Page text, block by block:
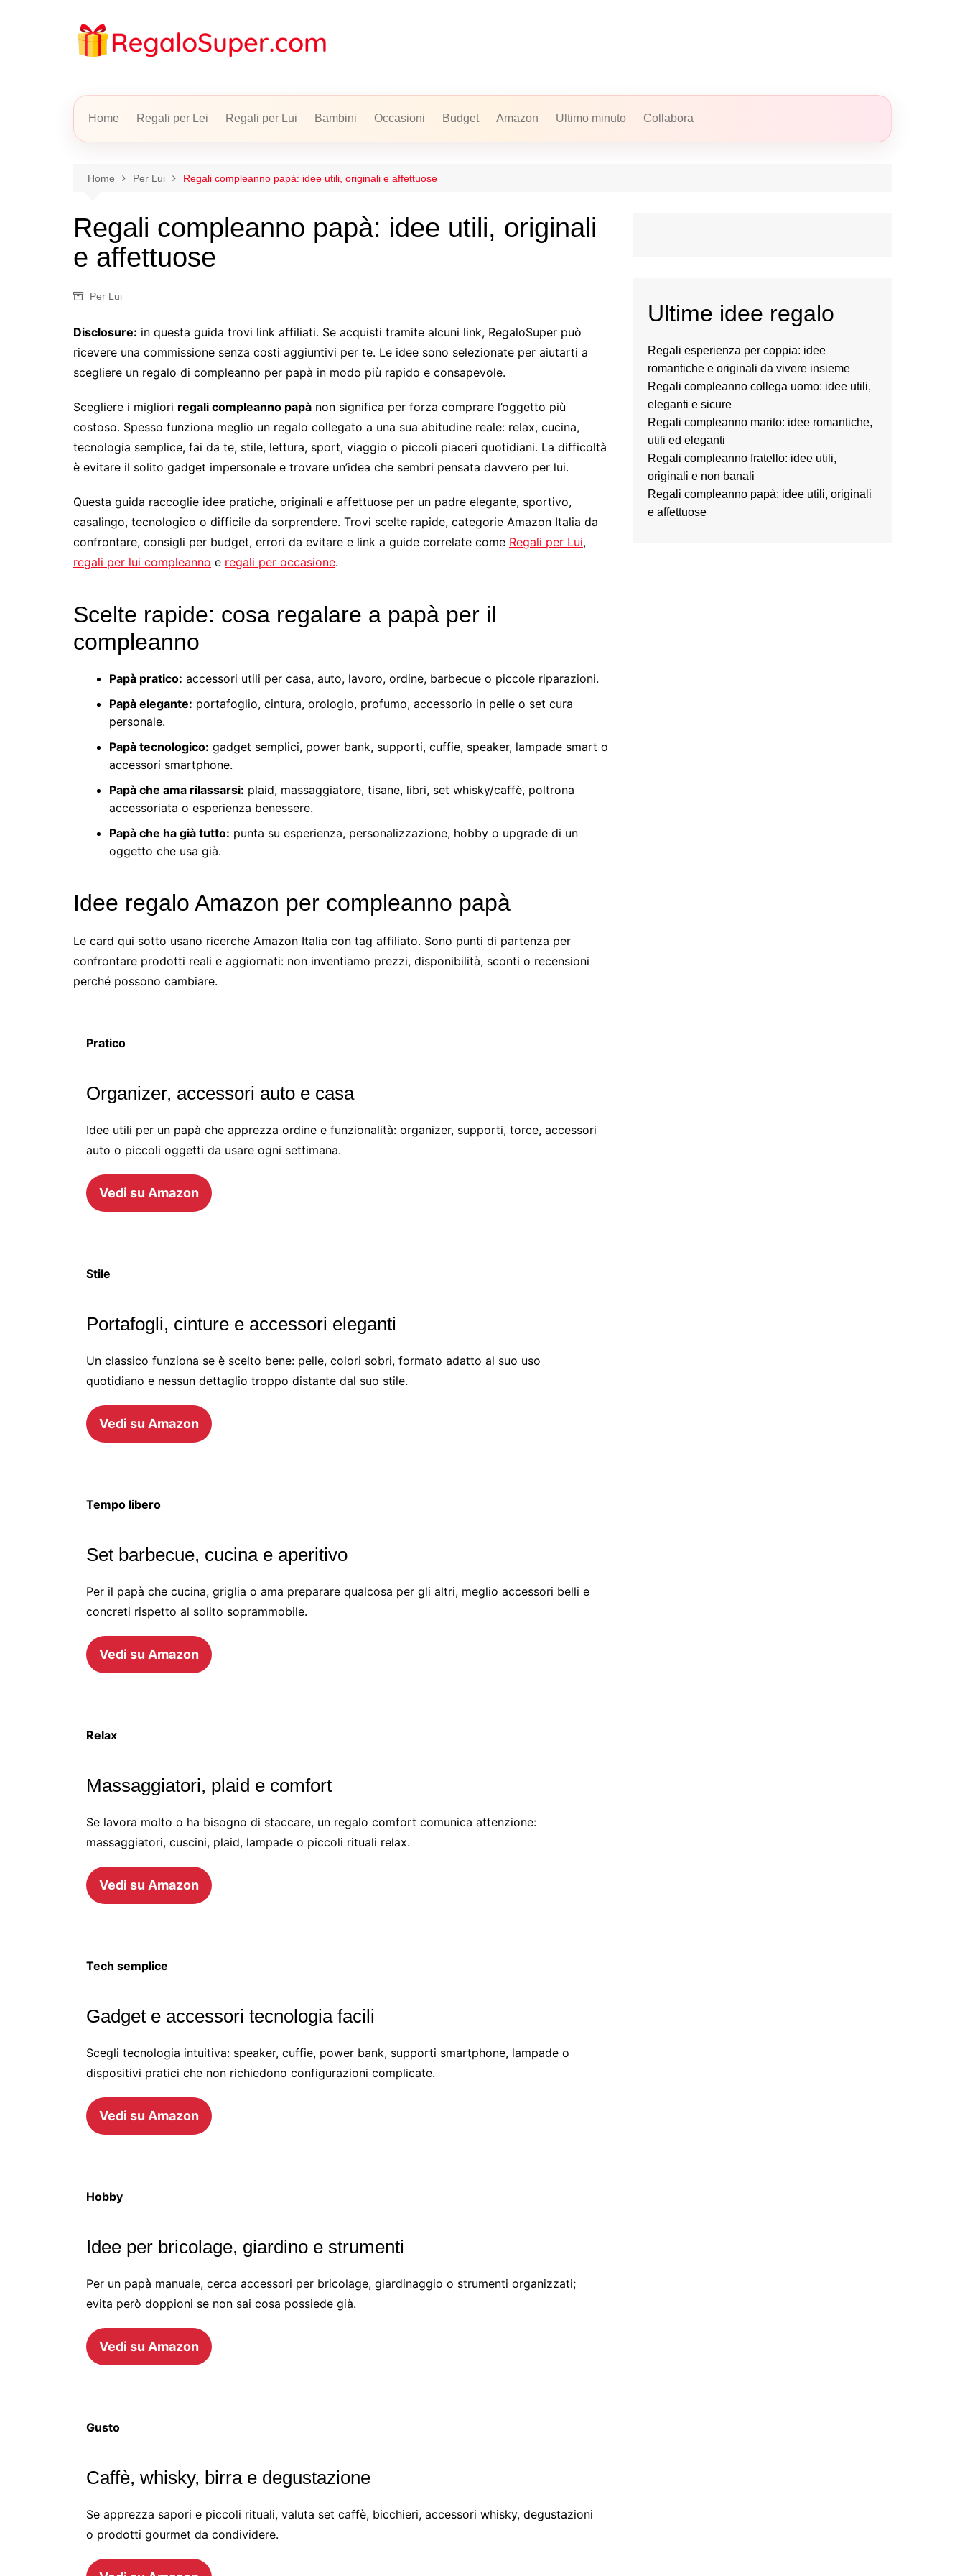
Home Regali per Lei Regali per Lui Bambini Occasioni Budget Amazon Ultimo minuto Collabora
Home Per Lui Regali compleanno papà: idee utili, originali e affettuose
Regali compleanno papà: idee utili, originali
e affettuose
Per Lui
Disclosure: in questa guida trovi link affiliati. Se acquisti tramite alcuni link, RegaloSuper può
ricevere una commissione senza costi aggiuntivi per te. Le idee sono selezionate per aiutarti a
scegliere un regalo di compleanno per papà in modo più rapido e consapevole.
Scegliere i migliori regali compleanno papà non significa per forza comprare l’oggetto più
costoso. Spesso funziona meglio un regalo collegato a una sua abitudine reale: relax, cucina,
tecnologia semplice, fai da te, stile, lettura, sport, viaggio o piccoli piaceri quotidiani. La difficoltà
è evitare il solito gadget impersonale e trovare un’idea che sembri pensata davvero per lui.
Questa guida raccoglie idee pratiche, originali e affettuose per un padre elegante, sportivo,
casalingo, tecnologico o difficile da sorprendere. Trovi scelte rapide, categorie Amazon Italia da
confrontare, consigli per budget, errori da evitare e link a guide correlate come Regali per Lui,
regali per lui compleanno e regali per occasione.
Scelte rapide: cosa regalare a papà per il
compleanno
Papà pratico: accessori utili per casa, auto, lavoro, ordine, barbecue o piccole riparazioni.
Papà elegante: portafoglio, cintura, orologio, profumo, accessorio in pelle o set cura
personale.
Papà tecnologico: gadget semplici, power bank, supporti, cuffie, speaker, lampade smart o
accessori smartphone.
Papà che ama rilassarsi: plaid, massaggiatore, tisane, libri, set whisky/caffè, poltrona
accessoriata o esperienza benessere.
Papà che ha già tutto: punta su esperienza, personalizzazione, hobby o upgrade di un
oggetto che usa già.
Idee regalo Amazon per compleanno papà
Le card qui sotto usano ricerche Amazon Italia con tag affiliato. Sono punti di partenza per
confrontare prodotti reali e aggiornati: non inventiamo prezzi, disponibilità, sconti o recensioni
perché possono cambiare.
Pratico
Organizer, accessori auto e casa
Idee utili per un papà che apprezza ordine e funzionalità: organizer, supporti, torce, accessori
auto o piccoli oggetti da usare ogni settimana.
Vedi su Amazon
Stile
Portafogli, cinture e accessori eleganti
Un classico funziona se è scelto bene: pelle, colori sobri, formato adatto al suo uso
quotidiano e nessun dettaglio troppo distante dal suo stile.
Vedi su Amazon
Tempo libero
Set barbecue, cucina e aperitivo
Per il papà che cucina, griglia o ama preparare qualcosa per gli altri, meglio accessori belli e
concreti rispetto al solito soprammobile.
Vedi su Amazon
Relax
Massaggiatori, plaid e comfort
Se lavora molto o ha bisogno di staccare, un regalo comfort comunica attenzione:
massaggiatori, cuscini, plaid, lampade o piccoli rituali relax.
Vedi su Amazon
Tech semplice
Gadget e accessori tecnologia facili
Scegli tecnologia intuitiva: speaker, cuffie, power bank, supporti smartphone, lampade o
dispositivi pratici che non richiedono configurazioni complicate.
Vedi su Amazon
Hobby
Idee per bricolage, giardino e strumenti
Per un papà manuale, cerca accessori per bricolage, giardinaggio o strumenti organizzati;
evita però doppioni se non sai cosa possiede già.
Vedi su Amazon
Gusto
Caffè, whisky, birra e degustazione
Se apprezza sapori e piccoli rituali, valuta set caffè, bicchieri, accessori whisky, degustazioni
o prodotti gourmet da condividere.
Ultime idee regalo
Regali esperienza per coppia: idee
romantiche e originali da vivere insieme
Regali compleanno collega uomo: idee utili,
eleganti e sicure
Regali compleanno marito: idee romantiche,
utili ed eleganti
Regali compleanno fratello: idee utili,
originali e non banali
Regali compleanno papà: idee utili, originali
e affettuose